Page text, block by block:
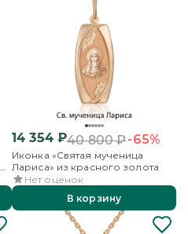
14 354₽40 800₽-65%
Иконка «Святая мученица
Лариса» из красного золота
Нет оценок
В корзину